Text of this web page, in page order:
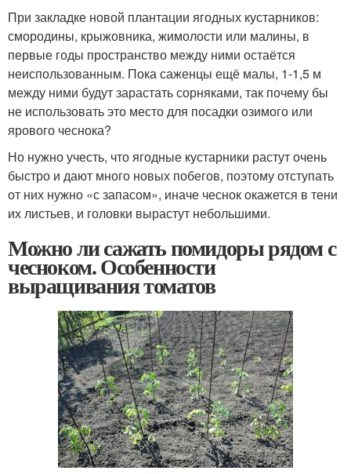
При закладке новой плантации ягодных кустарников:
смородины, крыжовника, жимолости или малины, в
первые годы пространство между ними остаётся
неиспользованным. Пока саженцы ещё малы, 1-1,5 м
между ними будут зарастать сорняками, так почему бы
не использовать это место для посадки озимого или
ярового чеснока?
Но нужно учесть, что ягодные кустарники растут очень
быстро и дают много новых побегов, поэтому отступать
от них нужно «с запасом», иначе чеснок окажется в тени
их листьев, и головки вырастут небольшими.
Можно ли сажать помидоры рядом с
чесноком. Особенности
выращивания томатов